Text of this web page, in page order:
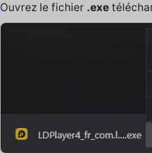
Ouvrez le fichier .exe